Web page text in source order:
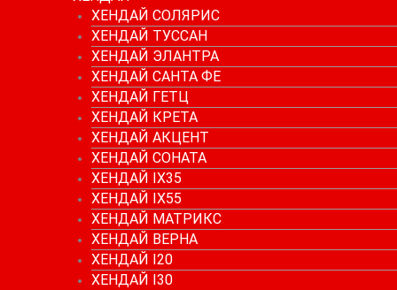
ХЕНДАЙ СОЛЯРИС
ХЕНДАЙ ТУССАН
ХЕНДАЙ ЭЛАНТРА
ХЕНДАЙ САНТА ФЕ
ХЕНДАЙ ГЕТЦ
ХЕНДАЙ КРЕТА
ХЕНДАЙ АКЦЕНТ
ХЕНДАЙ СОНАТА
ХЕНДАЙ IX35
ХЕНДАЙ IX55
ХЕНДАЙ МАТРИКС
ХЕНДАЙ ВЕРНА
ХЕНДАЙ I20
ХЕНДАЙ I30